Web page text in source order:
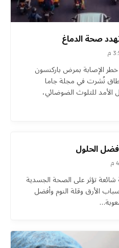
صحة الدماغ
الإصابة بمرض باركنسون
نُشرت في مجلة جاما
الأمد للتلوث الضوضائي،
الحلول
تؤثر على الصحة الجسدية
الأرق وقلة النوم وأفضل